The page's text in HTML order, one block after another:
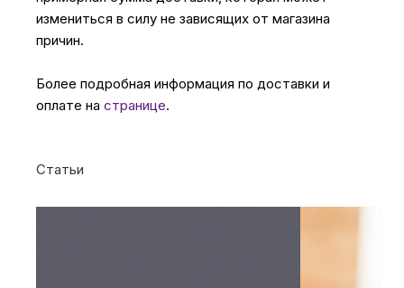
измениться в силу не зависящих от магазина
причин.
Более подробная информация по доставки и
оплате на странице.
Статьи